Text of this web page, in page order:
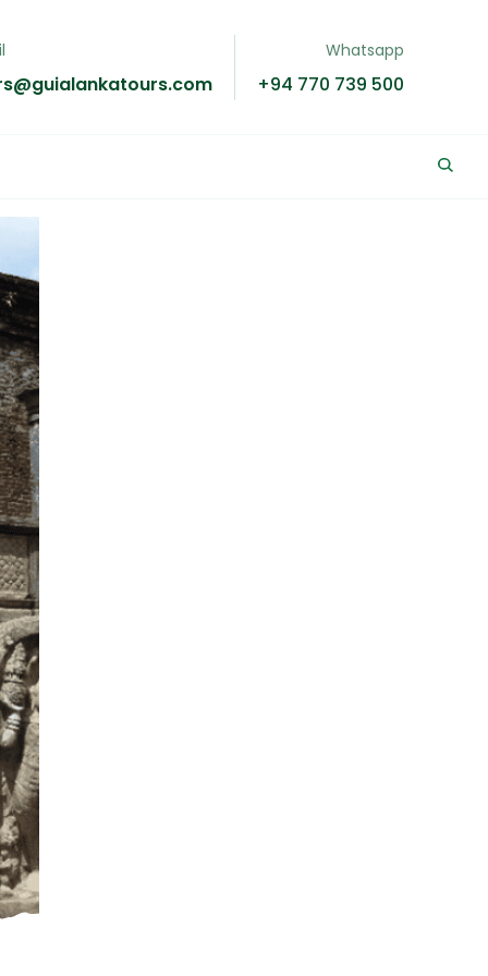
Whatsapp
+94 770 739 500